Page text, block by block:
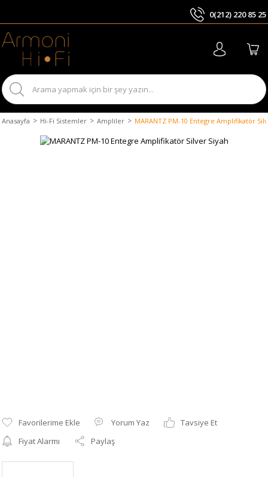
0(212) 220 85 25
Anasayfa Hi-Fi Sistemler Ampliler MARANTZ PM-10 Entegre Amplifikatör
Yorum Yaz
Tavsiye Et
Fiyat Alarmı
Paylaş